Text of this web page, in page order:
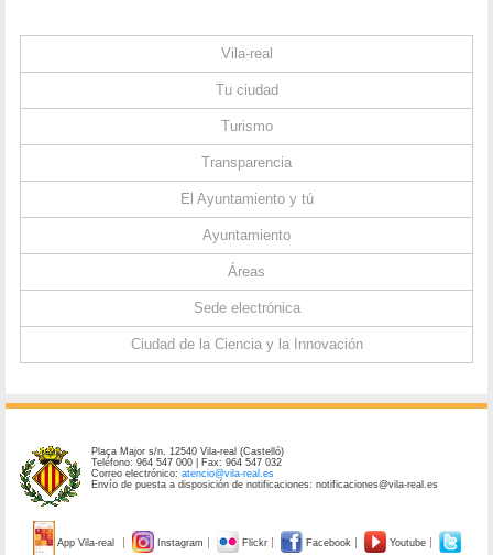
Vila-real
Tu ciudad
Turismo
Transparencia
El Ayuntamiento y tú
Ayuntamiento
Áreas
Sede electrónica
Ciudad de la Ciencia y la Innovación
Plaça Major s/n. 12540 Vila-real (Castelló)
Teléfono: 964 547 000 | Fax: 964 547 032
Correo electrónico:atencio@vila-real.es
Envío de puesta a disposición de notificaciones: notificaciones@vila-real.es
App Vila-real Instagram Flickr Facebook Youtube